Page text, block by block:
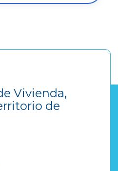
Vivienda,
de